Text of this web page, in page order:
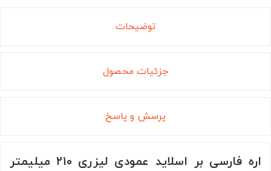
توضیحات
جزئیات محصول
پرسش و پاسخ
اره فارسی بر اسلاید عمودی لیزری ۲۱۰ میلیمتر